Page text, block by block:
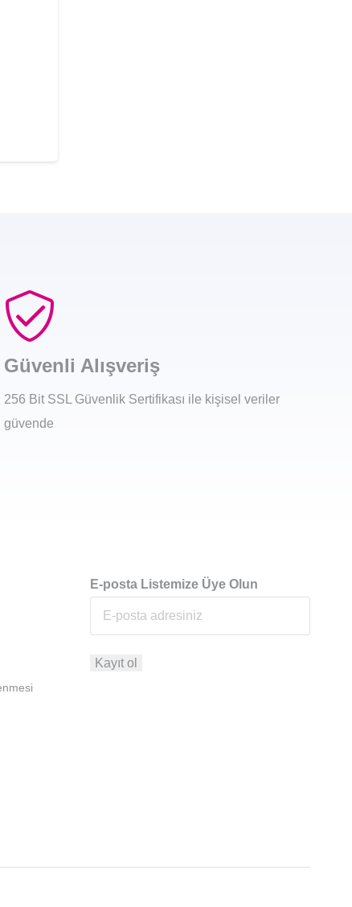
Güvenli Alışveriş
256 Bit SSL Güvenlik Sertifikası ile kişisel veriler
güvende
E-posta Listemize Üye Olun